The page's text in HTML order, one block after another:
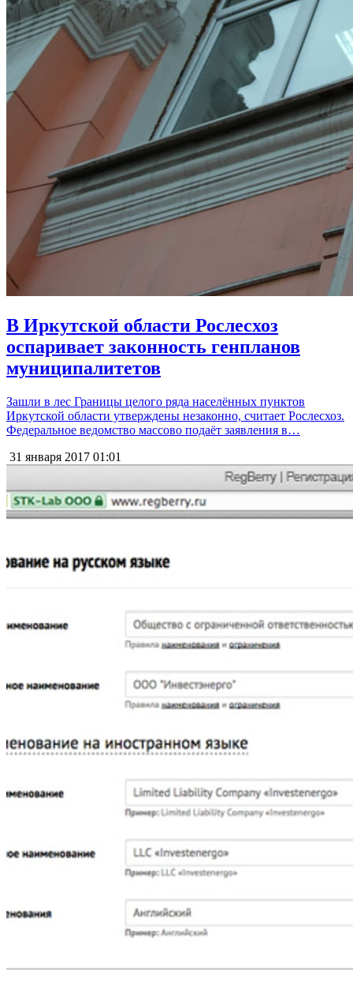
В Иркутской области Рослесхоз
оспаривает законность генпланов
муниципалитетов
Зашли в лес Границы целого ряда населённых пунктов
Иркутской области утверждены незаконно, считает Рослесхоз.
Федеральное ведомство массово подаёт заявления в…
31 января 2017 01:01